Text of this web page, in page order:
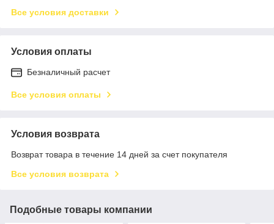
Все условия доставки
Условия оплаты
Безналичный расчет
Все условия оплаты
Условия возврата
Возврат товара в течение 14 дней за счет покупателя
Все условия возврата
Подобные товары компании